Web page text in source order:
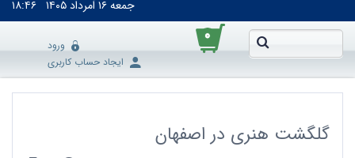
جمعه۱۶ اَمرداد ۱۴۰۵ ۱۸:۴۶
۰
ورود
ایجاد حساب کاربری
گلگشت هنری در اصفهان